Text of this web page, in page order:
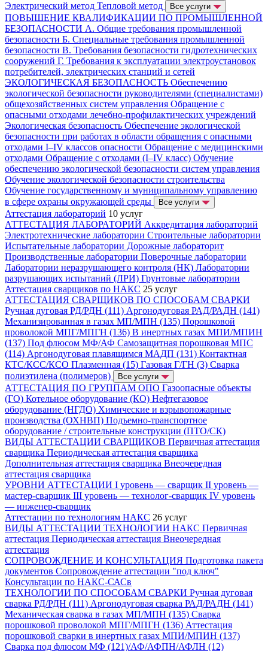
Электрический метод Тепловой метод Все услуги
ПОВЫШЕНИЕ КВАЛИФИКАЦИИ ПО ПРОМЫШЛЕННОЙ
БЕЗОПАСНОСТИ А. Общие требования промышленной
безопасности Б. Специальные требования промышленной
безопасности В. Требования безопасности гидротехнических
сооружений Г. Требования к эксплуатации электроустановок
потребителей, электрических станций и сетей
ЭКОЛОГИЧЕСКАЯ БЕЗОПАСНОСТЬ Обеспечению
экологической безопасности руководителями (специалистами)
общехозяйственных систем управления Обращение с
опасными отходами лечебно-профилактических учреждений
Экологическая безопасность Обеспечение экологической
безопасности при работах в области обращения с опасными
отходами I–IV классов опасности Обращение с медицинскими
отходами Обращение с отходами (I–IV класс) Обучение
обеспечению экологической безопасности систем управления
Обучение экологической безопасности строительства
Обучение государственному и муниципальному управлению
в сфере охраны окружающей среды
Все услуги
Аттестация лабораторий 10 услуг
АТТЕСТАЦИЯ ЛАБОРАТОРИЙ Аккредитация лабораторий
Электротехнические лаборатории Строительные лаборатории
Испытательные лаборатории Дорожные лабораторит
Производственные лаборатории Поверочные лаборатории
Лаборатории неразрушающего контроля (НК) Лаборатории
разрушающих испытаний (ЛРИ) Грунтовые лаборатории
Аттестация сварщиков по НАКС 25 услуг
АТТЕСТАЦИЯ СВАРЩИКОВ ПО СПОСОБАМ СВАРКИ
Ручная дуговая РД/РДН (111) Аргонодуговая РАД/РАДН (141)
Механизированная в газах МП/МПН (135) Порошковой
проволокой МПГ/МПГН (136) В инертных газах МПИ/МПИН
(137) Под флюсом МФ/АФ Самозащитная порошковая МПС
(114) Аргонодуговая плавящимся МАДП (131) Контактная
КТС/КСС/КСО Плазменная (15) Газовая Г/ГН (3) Сварка
полиэтилена (полимеров)
Все услуги
АТТЕСТАЦИЯ ПО ГРУППАМ ОПО Газоопасные объекты
(ГО) Котельное оборудование (КО) Нефтегазовое
оборудование (НГДО) Химические и взрывопожарные
производства (ОХНВП) Подъемно-транспортное
оборудование / строительные конструкции (ПТО/СК)
ВИДЫ АТТЕСТАЦИИ СВАРЩИКОВ Первичная аттестация
сварщика Периодическая аттестация сварщика
Дополнительная аттестация сварщика Внеочередная
аттестация сварщика
УРОВНИ АТТЕСТАЦИИ I уровень — сварщик II уровень —
мастер-сварщик III уровень — технолог-сварщик IV уровень
— инженер-сварщик
Аттестации по технологиям НАКС 26 услуг
ВИДЫ АТТЕСТАЦИИ ТЕХНОЛОГИИ НАКС Первичная
аттестация Периодическая аттестация Внеочередная
аттестация
СОПРОВОЖДЕНИЕ И КОНСУЛЬТАЦИЯ Подготовка пакета
документов Сопровождение аттестации "под ключ"
Консультации по НАКС-САСв
ТЕХНОЛОГИИ ПО СПОСОБАМ СВАРКИ Ручная дуговая
сварка РД/РДН (111) Аргонодуговая сварка РАД/РАДН (141)
Механическая сварка в газах МП/МПН (135) Сварка
порошковой проволокой МПГ/МПГН (136) Аттестация
порошковой сварки в инертных газах МПИ/МПИН (137)
Сварка под флюсом МФ (121)/АФ/АФПН/АФЛН (12)